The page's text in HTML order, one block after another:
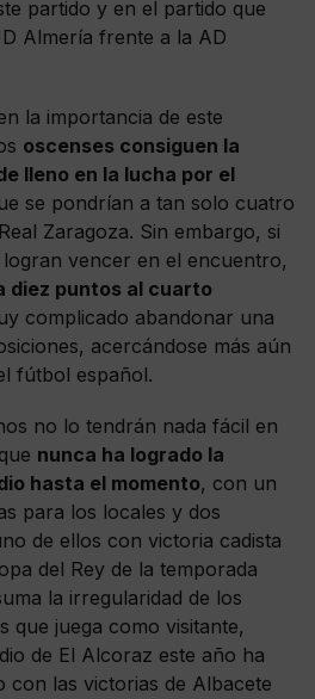
partido y en el partido que
Almería frente a la AD
la importancia de este
oscenses consiguen la
lleno en la lucha por el
se pondrían a tan solo cuatro
Zaragoza. Sin embargo, si
vencer en el encuentro,
diez puntos al cuarto
complicado abandonar una
acercándose más aún
fútbol español.
no lo tendrán nada fácil en
nunca ha logrado la
hasta el momento, con un
para los locales y dos
de ellos con victoria cadista
del Rey de la temporada
la irregularidad de los
que juega como visitante,
de El Alcoraz este año ha
con las victorias de Albacete